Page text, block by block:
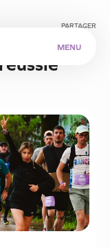
MENU
PARTAGER
réussie